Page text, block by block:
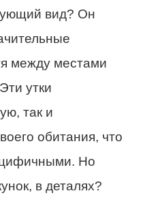
вид? Он
между местами
утки
так и
обитания, что
Но
в деталях?